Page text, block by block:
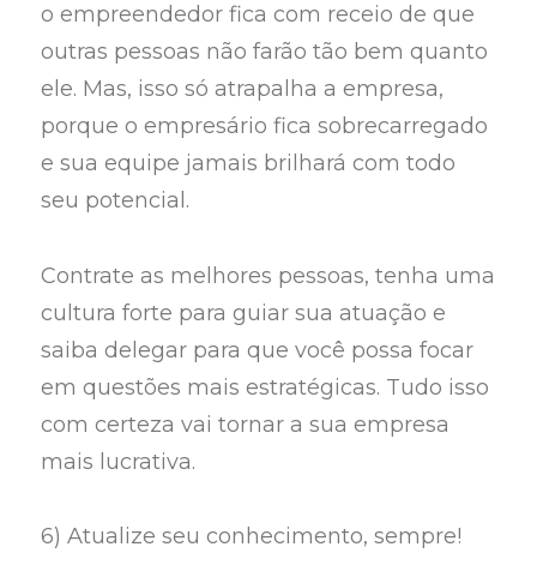
o empreendedor fica com receio de que
outras pessoas não farão tão bem quanto
ele. Mas, isso só atrapalha a empresa,
porque o empresário fica sobrecarregado
e sua equipe jamais brilhará com todo
seu potencial.
Contrate as melhores pessoas, tenha uma
cultura forte para guiar sua atuação e
saiba delegar para que você possa focar
em questões mais estratégicas. Tudo isso
com certeza vai tornar a sua empresa
mais lucrativa.
6) Atualize seu conhecimento, sempre!